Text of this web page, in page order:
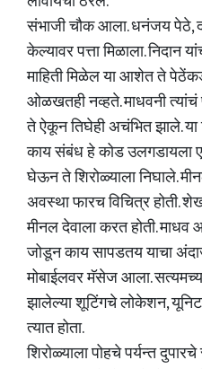
संभाजी चौक आला. धनंजय पेठे,
केल्यावर पत्ता मिळाला. निदान
माहिती मिळेल या आशेत ते
ओळखतही नव्हते. माधवनी
ते ऐकून तिघेही अचंभित झाले.
काय संबंध हे कोड उलगडायला
घेऊन ते शिरोळ्याला निघाले.
अवस्था फारच विचित्र होती.
मीनल देवाला करत होती.
जोडून काय सापडतय याचा
मोबाईलवर मॅसेज आला.
झालेल्या शूटिंगचे लोकेशन,
त्यात होता.
शिरोळ्याला पोहचे पर्यन्त